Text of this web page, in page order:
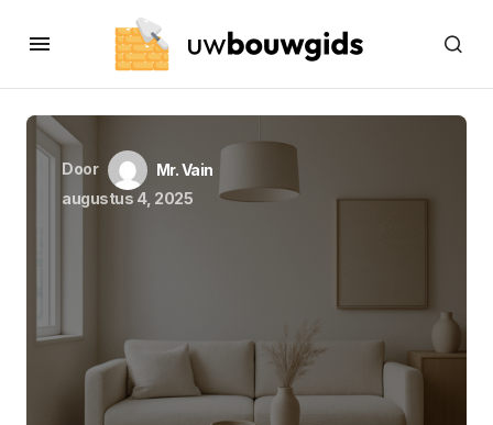
Door
Mr. Vain
augustus 4, 2025